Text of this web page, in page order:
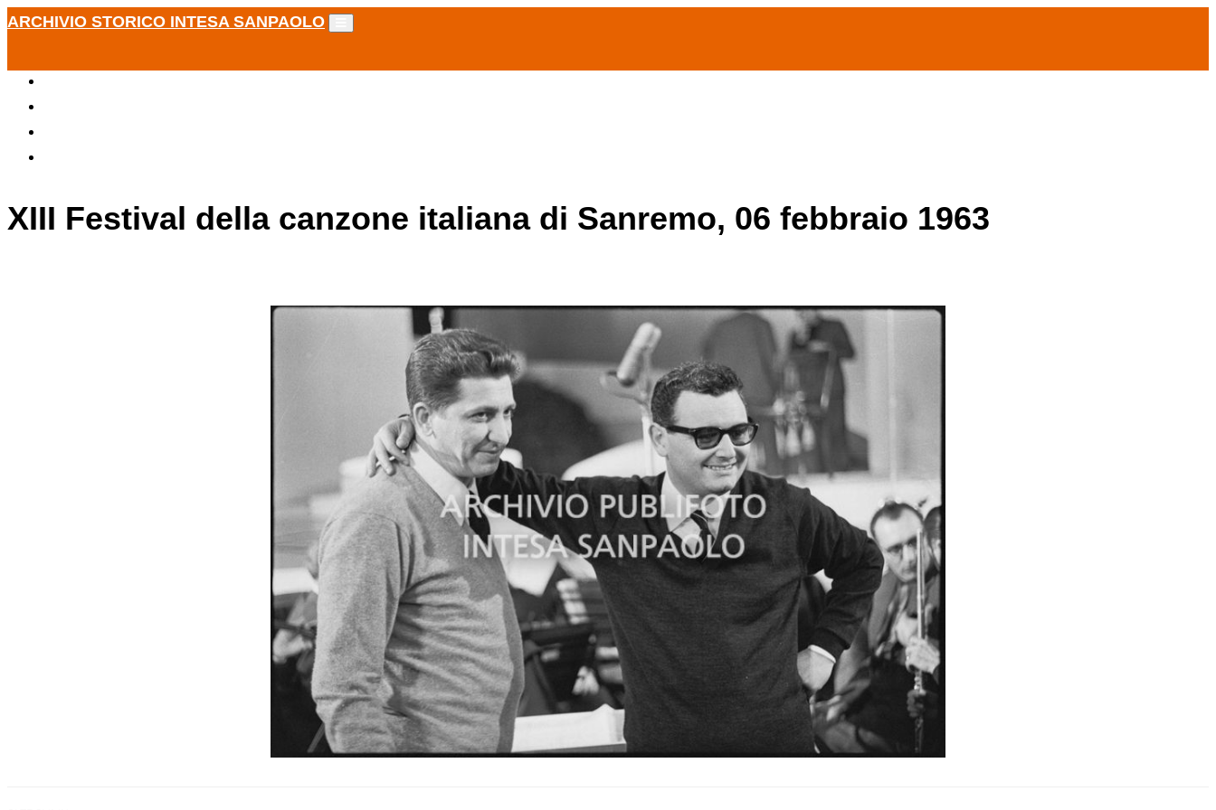
ARCHIVIO STORICO INTESA SANPAOLO
XIII Festival della canzone italiana di Sanremo, 06 febbraio 1963